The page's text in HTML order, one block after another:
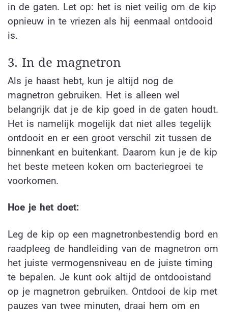
in de gaten. Let op: het is niet veilig om de kip
opnieuw in te vriezen als hij eenmaal ontdooid
is.
3. In de magnetron
Als je haast hebt, kun je altijd nog de
magnetron gebruiken. Het is alleen wel
belangrijk dat je de kip goed in de gaten houdt.
Het is namelijk mogelijk dat niet alles tegelijk
ontdooit en er een groot verschil zit tussen de
binnenkant en buitenkant. Daarom kun je de kip
het beste meteen koken om bacteriegroei te
voorkomen.
Hoe je het doet:
Leg de kip op een magnetronbestendig bord en
raadpleeg de handleiding van de magnetron om
het juiste vermogensniveau en de juiste timing
te bepalen. Je kunt ook altijd de ontdooistand
op je magnetron gebruiken. Ontdooi de kip met
pauzes van twee minuten, draai hem om en